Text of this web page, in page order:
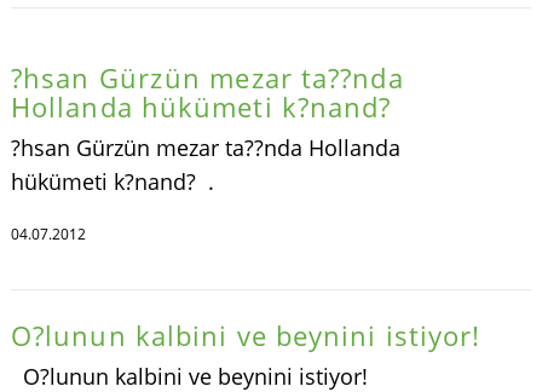
?hsan Gürzün mezar ta??nda
Hollanda hükümeti k?nand?
?hsan Gürzün mezar ta??nda Hollanda
hükümeti k?nand? .
04.07.2012
O?lunun kalbini ve beynini istiyor!
O?lunun kalbini ve beynini istiyor!